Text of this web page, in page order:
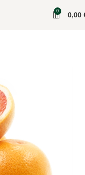
0 0,00